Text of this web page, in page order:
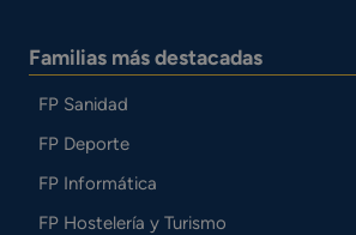
Familias más destacadas
FP Sanidad
FP Deporte
FP Informática
FP Hostelería y Turismo